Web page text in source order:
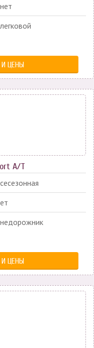
нет
легковой
И ЦЕНЫ
A/T
И ЦЕНЫ